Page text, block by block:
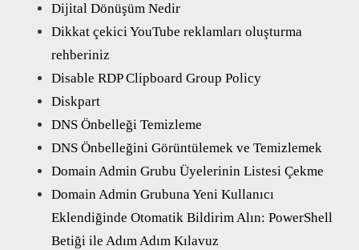
Dijital Dönüşüm Nedir
Dikkat çekici YouTube reklamları oluşturma
rehberiniz
Disable RDP Clipboard Group Policy
Diskpart
DNS Önbelleği Temizleme
DNS Önbelleğini Görüntülemek ve Temizlemek
Domain Admin Grubu Üyelerinin Listesi Çekme
Domain Admin Grubuna Yeni Kullanıcı
Eklendiğinde Otomatik Bildirim Alın: PowerShell
Betiği ile Adım Adım Kılavuz